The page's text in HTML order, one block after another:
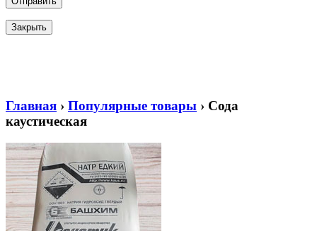
Закрыть
Главная › Популярные товары › Сода
каустическая